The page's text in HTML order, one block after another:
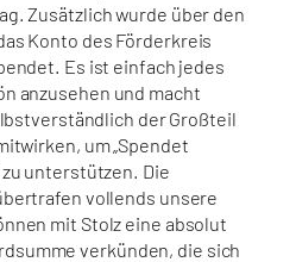
Zusätzlich wurde über den
Konto des Förderkreis
Es ist einfach jedes
anzusehen und macht
der Großteil
um „Spendet
unterstützen. Die
vollends unsere
mit Stolz eine absolut
verkünden, die sich